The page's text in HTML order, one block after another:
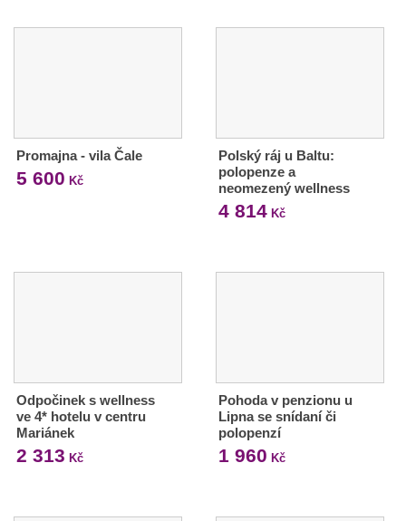
Promajna - vila Čale
5 600 Kč
Polský ráj u Baltu:
polopenze a
neomezený wellness
4 814Kč
Odpočinek s wellness
ve 4* hotelu v centru
Mariánek
2 313 Kč
Pohoda v penzionu u
Lipna se snídaní či
polopenzí
1 960 Kč